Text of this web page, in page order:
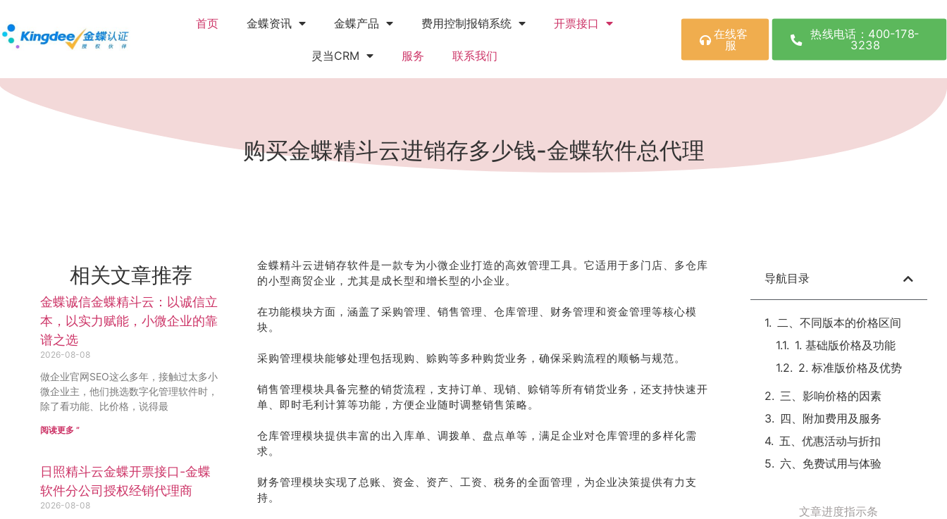
首页 金蝶资讯 金蝶产品 费用控制报销系统 开票接口
灵当CRM 服务 联系我们
在线客
服
热线电话：400-178-
3238
购买金蝶精斗云进销存多少钱-金蝶软件总代理
相关文章推荐
金蝶诚信金蝶精斗云：以诚信立
本，以实力赋能，小微企业的靠
谱之选
2026-08-08
做企业官网SEO这么多年，接触过太多小
微企业主，他们挑选数字化管理软件时，
除了看功能、比价格，说得最
阅读更多 ”
日照精斗云金蝶开票接口-金蝶
软件分公司授权经销代理商
2026-08-08
金蝶精斗云进销存软件是一款专为小微企业打造的高效管理工具。它适用于多门店、多仓库
的小型商贸企业，尤其是成长型和增长型的小企业。
在功能模块方面，涵盖了采购管理、销售管理、仓库管理、财务管理和资金管理等核心模
块。
采购管理模块能够处理包括现购、赊购等多种购货业务，确保采购流程的顺畅与规范。
销售管理模块具备完整的销货流程，支持订单、现销、赊销等所有销货业务，还支持快速开
单、即时毛利计算等功能，方便企业随时调整销售策略。
仓库管理模块提供丰富的出入库单、调拨单、盘点单等，满足企业对仓库管理的多样化需
求。
财务管理模块实现了总账、资金、资产、工资、税务的全面管理，为企业决策提供有力支
持。
导航目录
二、不同版本的价格区间
1. 基础版价格及功能
2. 标准版价格及优势
三、影响价格的因素
四、附加费用及服务
五、优惠活动与折扣
六、免费试用与体验
文章进度指示条